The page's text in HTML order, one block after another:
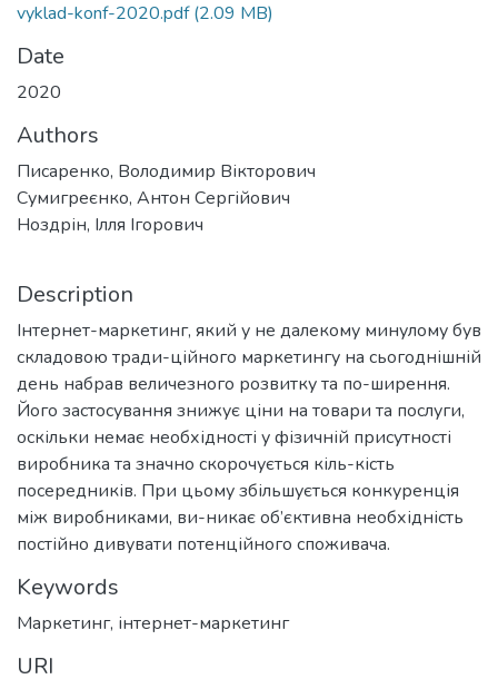
vyklad-konf-2020.pdf(2.09 MB)
Date
2020
Authors
Писаренко, Володимир Вікторович
Сумигреєнко, Антон Сергійович
Ноздрін, Ілля Ігорович
Description
Інтернет-маркетинг, який у не далекому минулому був
складовою тради-ційного маркетингу на сьогоднішній
день набрав величезного розвитку та по-ширення.
Його застосування знижує ціни на товари та послуги,
оскільки немає необхідності у фізичній присутності
виробника та значно скорочується кіль-кість
посередників. При цьому збільшується конкуренція
між виробниками, ви-никає об’єктивна необхідність
постійно дивувати потенційного споживача.
Keywords
Маркетинг, інтернет-маркетинг
URI